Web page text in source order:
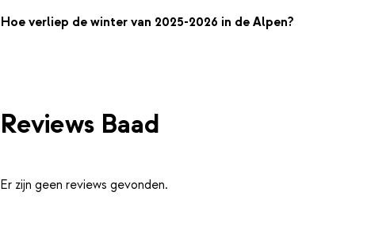
Hoe verliep de winter van 2025-2026 in de Alpen?
Reviews Baad
Er zijn geen reviews gevonden.